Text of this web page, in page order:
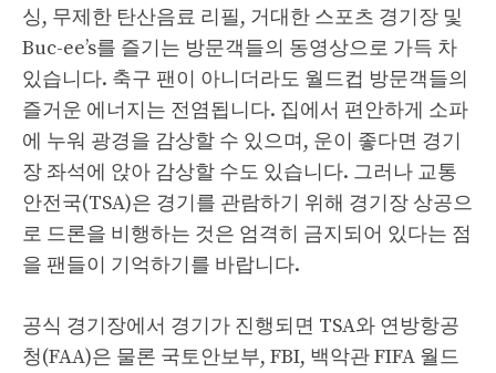
싱, 무제한 탄산음료 리필, 거대한 스포츠 경기장 및
Buc-ee’s를 즐기는 방문객들의 동영상으로 가득 차
있습니다. 축구 팬이 아니더라도 월드컵 방문객들의
즐거운 에너지는 전염됩니다. 집에서 편안하게 소파
에 누워 광경을 감상할 수 있으며, 운이 좋다면 경기
장 좌석에 앉아 감상할 수도 있습니다. 그러나 교통
안전국(TSA)은 경기를 관람하기 위해 경기장 상공으
로 드론을 비행하는 것은 엄격히 금지되어 있다는 점
을 팬들이 기억하기를 바랍니다.
공식 경기장에서 경기가 진행되면 TSA와 연방항공
청(FAA)은 물론 국토안보부, FBI, 백악관 FIFA 월드